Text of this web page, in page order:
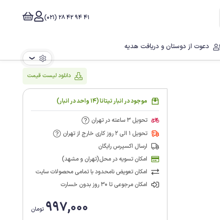
41 94 42 28 (021)
دعوت از دوستان و دریافت هدیه
❯
دانلود لیست قیمت
موجود در انبار تیتانا (14 واحد در انبار)
تحویل 3 ساعته در تهران
تحویل 1 الی 2 روز کاری خارج از تهران
ارسال اکسپرس رایگان
امکان تسویه در محل(تهران و مشهد)
امکان تعویض نامحدود با تمامی محصولات سایت
امکان مرجوعی تا 30 روز بدون خسارت
997,000 تومان